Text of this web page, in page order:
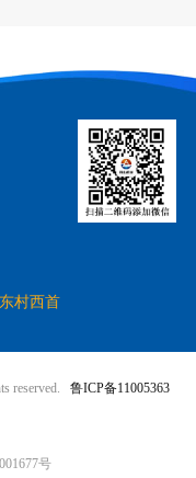
村西首
reserved.鲁ICP备11005363
号